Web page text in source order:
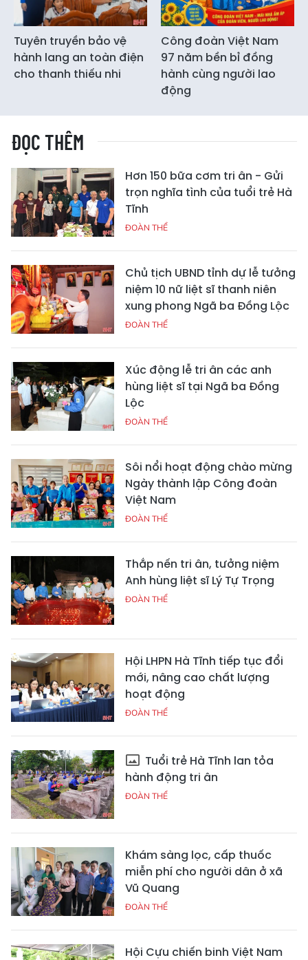
Tuyên truyền bảo vệ
hành lang an toàn điện
cho thanh thiếu nhi
Công đoàn Việt Nam
97 năm bền bỉ đồng
hành cùng người lao
động
ĐỌC THÊM
Hơn 150 bữa cơm tri ân - Gửi
trọn nghĩa tình của tuổi trẻ Hà
Tĩnh
ĐOÀN THỂ
Chủ tịch UBND tỉnh dự lễ tưởng
niệm 10 nữ liệt sĩ thanh niên
xung phong Ngã ba Đồng Lộc
ĐOÀN THỂ
Xúc động lễ tri ân các anh
hùng liệt sĩ tại Ngã ba Đồng
Lộc
ĐOÀN THỂ
Sôi nổi hoạt động chào mừng
Ngày thành lập Công đoàn
Việt Nam
ĐOÀN THỂ
Thắp nến tri ân, tưởng niệm
Anh hùng liệt sĩ Lý Tự Trọng
ĐOÀN THỂ
Hội LHPN Hà Tĩnh tiếp tục đổi
mới, nâng cao chất lượng
hoạt động
ĐOÀN THỂ
Tuổi trẻ Hà Tĩnh lan tỏa
hành động tri ân
ĐOÀN THỂ
Khám sàng lọc, cấp thuốc
miễn phí cho người dân ở xã
Vũ Quang
ĐOÀN THỂ
Hội Cựu chiến binh Việt Nam